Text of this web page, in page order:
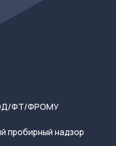
ФТ/ФРОМУ
пробирный надзор